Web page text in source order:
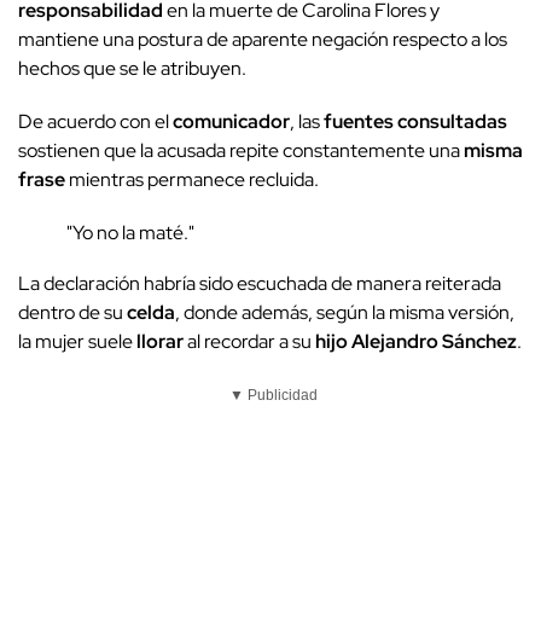
responsabilidaden la muerte de Carolina Flores y
mantiene una postura de aparente negación respecto a los
hechos que se le atribuyen.
De acuerdo con elcomunicador, lasfuentes consultadas
sostienen que la acusada repite constantemente unamisma
frasemientras permanece recluida.
"Yo no la maté."
La declaración habría sido escuchada de manera reiterada
dentro de sucelda, donde además, según la misma versión,
la mujer suelelloraral recordar a suhijo Alejandro Sánchez.
▼ Publicidad